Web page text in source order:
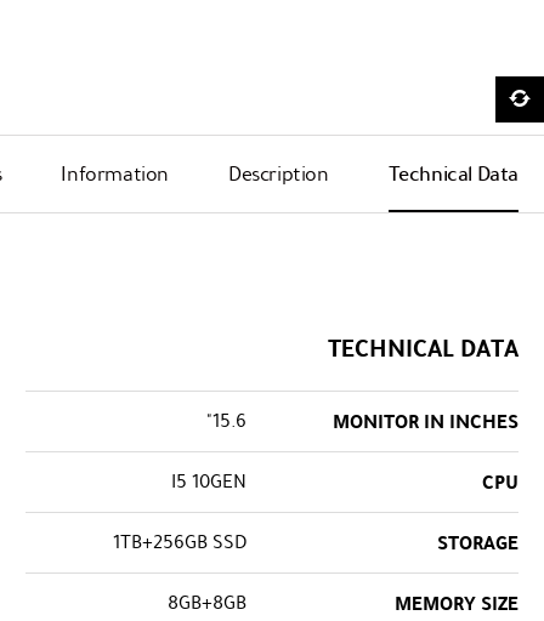
Technical Data
Description
Information
TECHNICAL DATA
MONITOR IN INCHES
15.6"
CPU
I5 10GEN
STORAGE
1TB+256GB SSD
MEMORY SIZE
8GB+8GB